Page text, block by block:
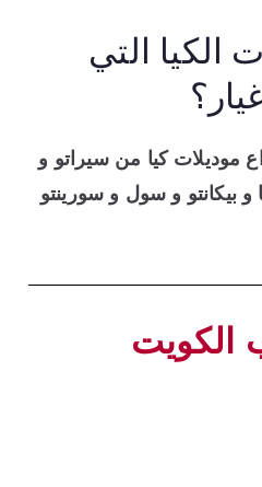
الكيا التي
موديلات كيا من سيراتو و
و بيكانتو و سول و سورينتو
الكويت